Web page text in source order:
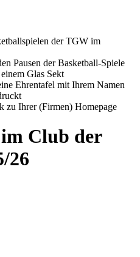
der TGW im
Pausen der Basketball-Spiele
Glas Sekt
Ehrentafel mit Ihrem Namen
zu Ihrer (Firmen) Homepage
Club der
26